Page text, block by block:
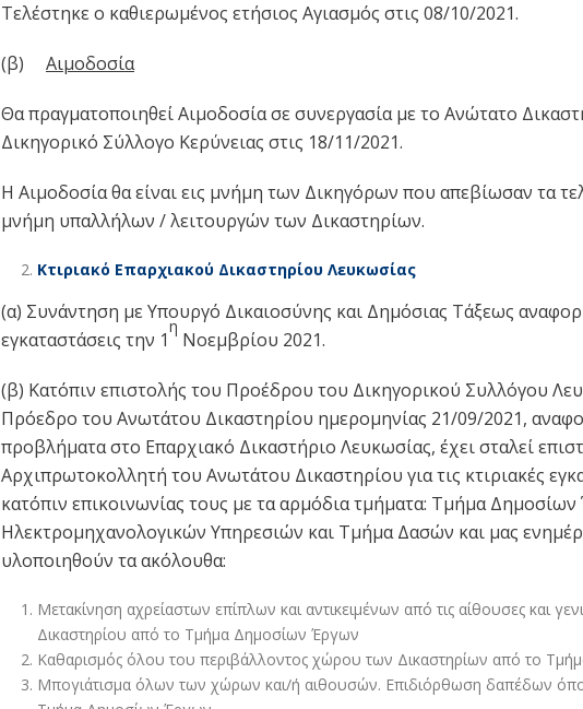
Τελέστηκε ο καθιερωμένος ετήσιος Αγιασμός στις 08/10/2021.
(β) Αιμοδοσία
Θα πραγματοποιηθεί Αιμοδοσία σε συνεργασία με το Ανώτατο
Δικηγορικό Σύλλογο Κερύνειας στις 18/11/2021.
Η Αιμοδοσία θα είναι εις μνήμη των Δικηγόρων που απεβίωσαν τα
μνήμη υπαλλήλων / λειτουργών των Δικαστηρίων.
Κτιριακό Επαρχιακού Δικαστηρίου Λευκωσίας
(α) Συνάντηση με Υπουργό Δικαιοσύνης και Δημόσιας Τάξεως
εγκαταστάσεις την 1
η
Νοεμβρίου 2021.
(β) Κατόπιν επιστολής του Προέδρου του Δικηγορικού Συλλόγου
Πρόεδρο του Ανωτάτου Δικαστηρίου ημερομηνίας 21/09/2021,
προβλήματα στο Επαρχιακό Δικαστήριο Λευκωσίας, έχει σταλεί
Αρχιπρωτοκολλητή του Ανωτάτου Δικαστηρίου για τις κτιριακές
κατόπιν επικοινωνίας τους με τα αρμόδια τμήματα: Τμήμα
Ηλεκτρομηχανολογικών Υπηρεσιών και Τμήμα Δασών και μας
υλοποιηθούν τα ακόλουθα:
Μετακίνηση αχρείαστων επίπλων και αντικειμένων από τις αίθουσες και
Δικαστηρίου από το Τμήμα Δημοσίων Έργων
Καθαρισμός όλου του περιβάλλοντος χώρου των Δικαστηρίων από το
Μπογιάτισμα όλων των χώρων και/ή αιθουσών. Επιδιόρθωση δαπέδων